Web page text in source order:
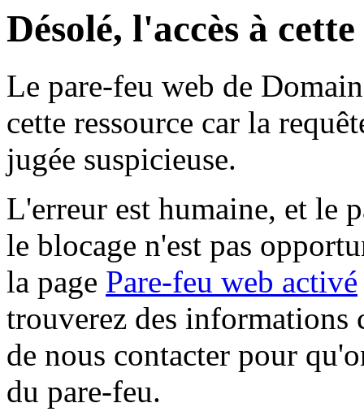
Désolé, l'accès à
Le pare-feu web de
cette ressource car la
jugée suspicieuse.
L'erreur est humaine, et le
le blocage n'est pas
la page Pare-feu web activé
trouverez des informations
de nous contacter pour
du pare-feu.